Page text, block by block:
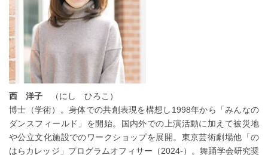
西 洋子 （にし ひろこ）
博士（学術）。身体での共創表現を構想し1998年から「みんなの
ダンスフィールド」を開始。国内外での上演活動に加えて被災地
や公立文化施設でのワークショップを展開。東京芸術劇場他「の
はらカレッジ」プログラムオフィサー（2024-）。舞踊学会研究奨